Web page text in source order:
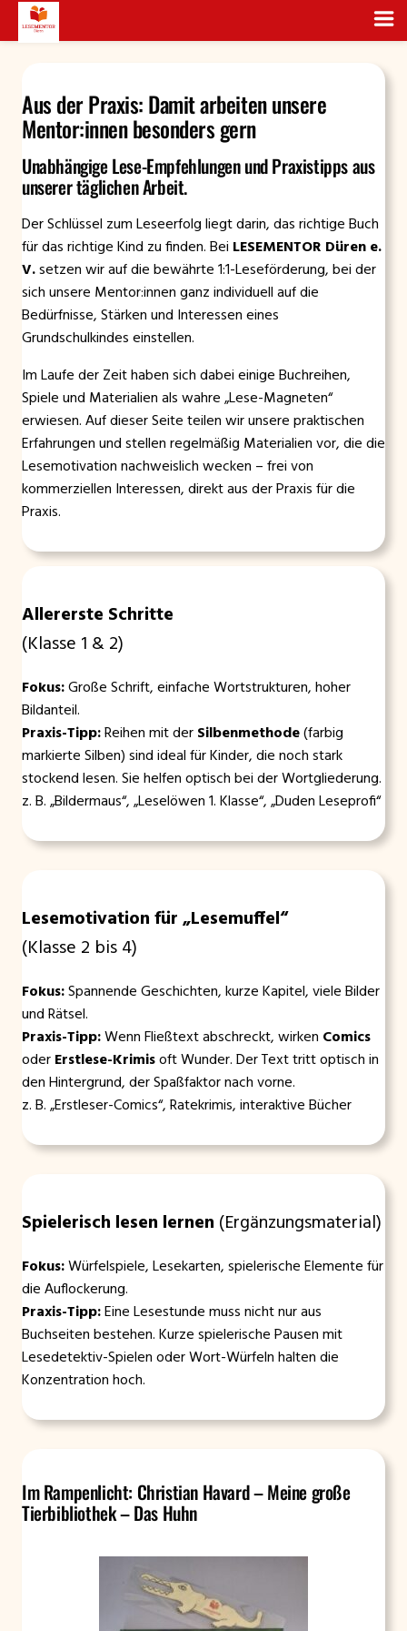
springen
Aus der Praxis: Damit arbeiten unsere
Mentor:innen besonders gern
Unabhängige Lese-Empfehlungen und Praxistipps aus
unserer täglichen Arbeit.
Der Schlüssel zum Leseerfolg liegt darin, das richtige Buch
für das richtige Kind zu finden. Bei LESEMENTOR Düren e.
V. setzen wir auf die bewährte 1:1-Leseförderung, bei der
sich unsere Mentor:innen ganz individuell auf die
Bedürfnisse, Stärken und Interessen eines
Grundschulkindes einstellen.
Im Laufe der Zeit haben sich dabei einige Buchreihen,
Spiele und Materialien als wahre „Lese-Magneten“
erwiesen. Auf dieser Seite teilen wir unsere praktischen
Erfahrungen und stellen regelmäßig Materialien vor, die die
Lesemotivation nachweislich wecken – frei von
kommerziellen Interessen, direkt aus der Praxis für die
Praxis.
Allererste Schritte
(Klasse 1 & 2)
Fokus: Große Schrift, einfache Wortstrukturen, hoher
Bildanteil.
Praxis-Tipp: Reihen mit der Silbenmethode (farbig
markierte Silben) sind ideal für Kinder, die noch stark
stockend lesen. Sie helfen optisch bei der Wortgliederung.
z. B. „Bildermaus“, „Leselöwen 1. Klasse“, „Duden Leseprofi“
Lesemotivation für „Lesemuffel“
(Klasse 2 bis 4)
Fokus: Spannende Geschichten, kurze Kapitel, viele Bilder
und Rätsel.
Praxis-Tipp: Wenn Fließtext abschreckt, wirken Comics
oder Erstlese-Krimis oft Wunder. Der Text tritt optisch in
den Hintergrund, der Spaßfaktor nach vorne.
z. B. „Erstleser-Comics“, Ratekrimis, interaktive Bücher
Spielerisch lesen lernen (Ergänzungsmaterial)
Fokus: Würfelspiele, Lesekarten, spielerische Elemente für
die Auflockerung.
Praxis-Tipp: Eine Lesestunde muss nicht nur aus
Buchseiten bestehen. Kurze spielerische Pausen mit
Lesedetektiv-Spielen oder Wort-Würfeln halten die
Konzentration hoch.
Im Rampenlicht: Christian Havard – Meine große
Tierbibliothek – Das Huhn